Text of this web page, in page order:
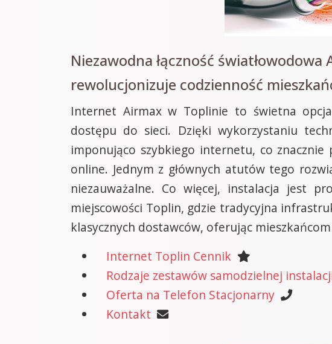
Niezawodna łączność
rewolucjonizuje codzienność
Internet Airmax w Toplinie to świetna
dostępu do sieci. Dzięki wykorzystaniu
imponująco szybkiego internetu, co
online. Jednym z głównych atutów tego
niezauważalne. Co więcej, instalacja jest
miejscowości Toplin, gdzie tradycyjna
klasycznych dostawców, oferując
Internet Toplin Cennik
Rodzaje zestawów samodzielnej
Oferta na Telefon Stacjonarny
Kontakt